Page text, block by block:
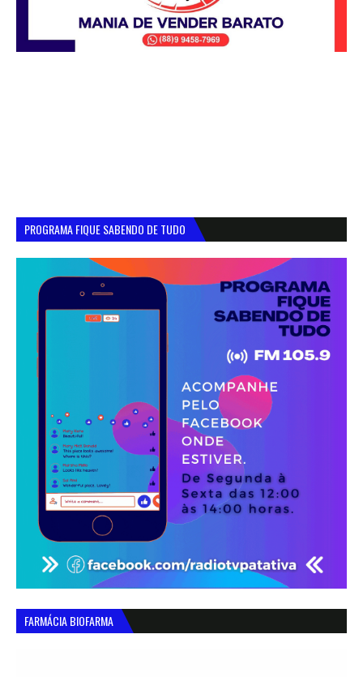
PROGRAMA FIQUE SABENDO DE TUDO
FARMÁCIA BIOFARMA